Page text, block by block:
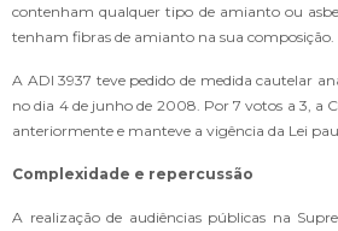
contenham qualquer tipo de amianto ou
tenham fibras de amianto na sua composição.
A ADI 3937 teve pedido de medida cautelar
no dia 4 de junho de 2008. Por 7 votos a 3, a
anteriormente e manteve a vigência da Lei
Complexidade e repercussão
A realização de audiências públicas na